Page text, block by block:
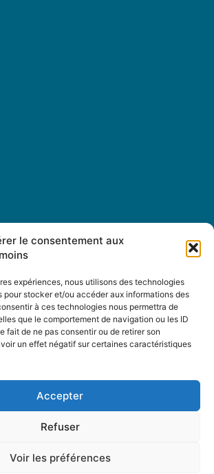
le consentement aux
expériences, nous utilisons des technologies
pour stocker et/ou accéder aux informations des
à ces technologies nous permettra de
que le comportement de navigation ou les ID
fait de ne pas consentir ou de retirer son
un effet négatif sur certaines caractéristiques
Accepter
Refuser
Voir les préférences
Est,